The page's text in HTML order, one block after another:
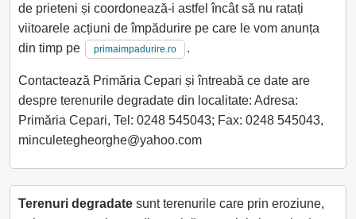
de prieteni și coordonează-i astfel încât să nu ratați
viitoarele acțiuni de împădurire pe care le vom anunța
din timp pe
primaimpadurire.ro .
Contactează Primăria Cepari și întreabă ce date are
despre terenurile degradate din localitate: Adresa:
Primăria Cepari, Tel: 0248 545043; Fax: 0248 545043,
minculetegheorghe@yahoo.com
Terenuri degradate sunt terenurile care prin eroziune,